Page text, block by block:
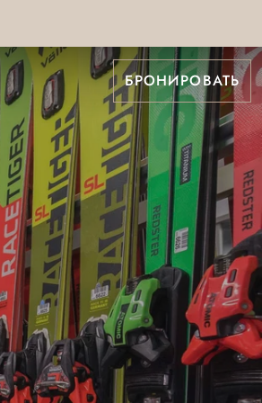
БРОНИРОВАТЬ